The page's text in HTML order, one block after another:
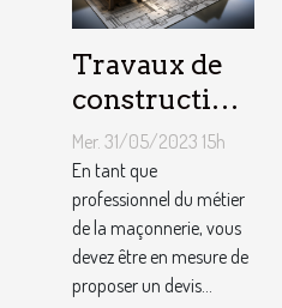
Travaux de
construction
d’une maison
: Comment
établir le
devis avec un
artisan
Mer. 31/05/2023 15h
En tant que
professionnel du métier
de la maçonnerie, vous
devez être en mesure de
proposer un devis...